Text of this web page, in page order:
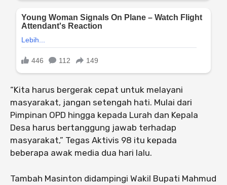
“Kita harus bergerak cepat untuk melayani
masyarakat, jangan setengah hati. Mulai dari
Pimpinan OPD hingga kepada Lurah dan Kepala
Desa harus bertanggung jawab terhadap
masyarakat,” Tegas Aktivis 98 itu kepada
beberapa awak media dua hari lalu.
Tambah Masinton didampingi Wakil Bupati Mahmud